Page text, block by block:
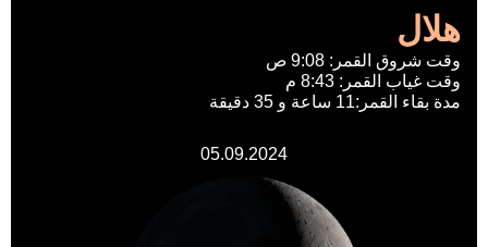
هلال
وقت شروق القمر: 9:08 ص
وقت غياب القمر: 8:43 م
مدة بقاء القمر:11 ساعة و 35 دقيقة
05.09.2024